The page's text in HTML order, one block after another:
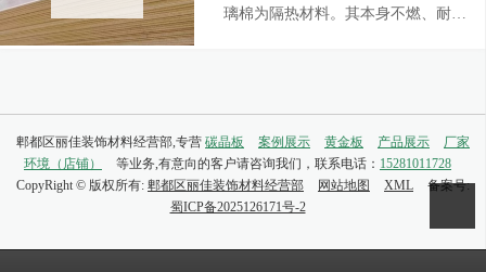
璃棉为隔热材料。其本身不燃、耐高
郫都区丽佳装饰材料经营部,专营 碳晶板 案例展示 黄金板 产品展示
厂家
环境（店铺）
等业务,有意向的客户请咨询我们，联系电话： 15281011728
CopyRight © 版权所有: 郫都区丽佳装饰材料经营部 网站地图 XML
备案号:
蜀ICP备2025126171号-2